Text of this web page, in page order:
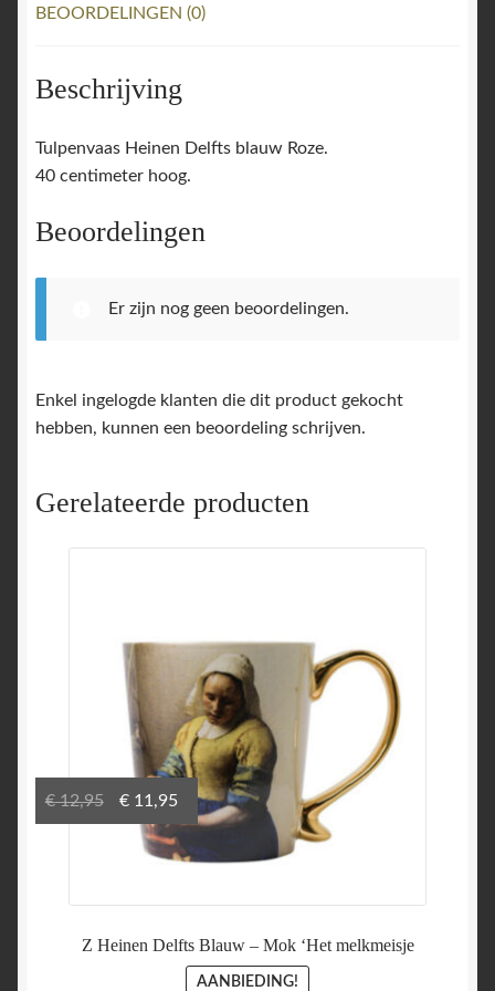
BEOORDELINGEN (0)
Beschrijving
Tulpenvaas Heinen Delfts blauw Roze.
40 centimeter hoog.
Beoordelingen
Er zijn nog geen beoordelingen.
Enkel ingelogde klanten die dit product gekocht
hebben, kunnen een beoordeling schrijven.
Gerelateerde producten
Z Heinen Delfts Blauw – Mok ‘Het melkmeisje
AANBIEDING!
€12,95
Oorspronkelijke
prijs
€11,95Huidige
prijs
is: